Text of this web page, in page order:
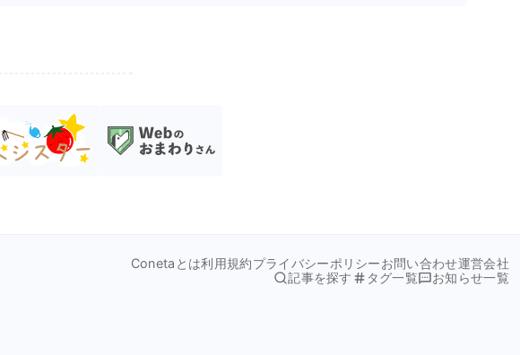
Conetaとは利用規約プライバシーポリシーお問い合わせ運営会社
記事を探す
タグ一覧 お知らせ一覧